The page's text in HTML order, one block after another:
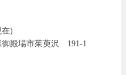
在)
殿場市茱萸沢 191-1